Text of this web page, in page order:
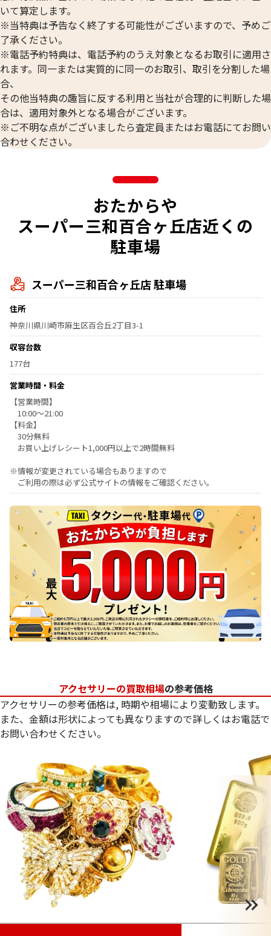
いて算定します。
※当特典は予告なく終了する可能性がございますので、予めご
了承ください。
※電話予約特典は、電話予約のうえ対象となるお取引に適用さ
れます。同一または実質的に同一のお取引、取引を分割した場
合、
その他当特典の趣旨に反する利用と当社が合理的に判断した場
合は、適用対象外となる場合がございます。
※ご不明な点がございましたら査定員またはお電話にてお問い
合わせください。
おたからや
スーパー三和百合ヶ丘店近くの
駐車場
スーパー三和百合ヶ丘店 駐車場
住所
神奈川県川崎市麻生区百合丘2丁目3-1
収容台数
177台
営業時間・料金
【営業時間】
10:00～21:00
【料金】
30分無料
お買い上げレシート1,000円以上で2時間無料
※情報が変更されている場合もありますので
ご利用の際は必ず公式サイトの情報をご確認ください。
アクセサリーの買取相場の参考価格
アクセサリーの参考価格は, 時期や相場により変動致します。
また、金額は形状によっても異なりますので詳しくはお電話で
お問い合わせください。